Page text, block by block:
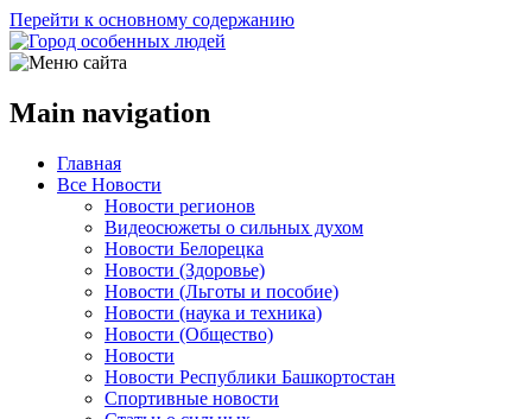
Перейти к основному содержанию
Main navigation
Главная
Все Новости
Новости регионов
Видеосюжеты о сильных духом
Новости Белорецка
Новости (Здоровье)
Новости (Льготы и пособие)
Новости (наука и техника)
Новости (Общество)
Новости
Новости Республики Башкортостан
Спортивные новости